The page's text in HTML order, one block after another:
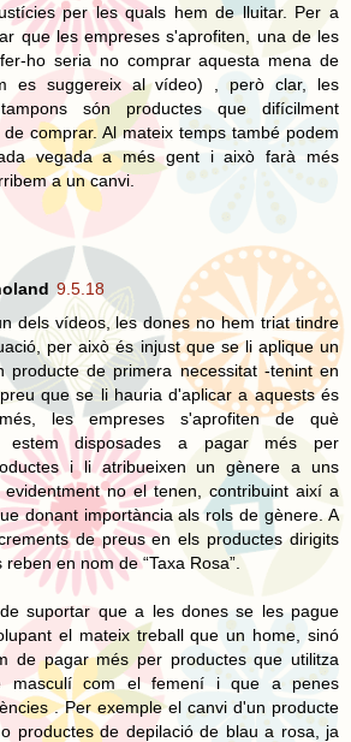
per les quals hem de lluitar. Per a
que les empreses s'aprofiten, una de les
ho seria no comprar aquesta mena de
es suggereix al vídeo) , però clar, les
són productes que difícilment
comprar. Al mateix temps també podem
vegada a més gent i això farà més
a un canvi.
9.5.18
dels vídeos, les dones no hem triat tindre
per això és injust que se li aplique un
producte de primera necessitat -tenint en
que se li hauria d'aplicar a aquests és
les empreses s'aprofiten de què
estem disposades a pagar més per
i li atribueixen un gènere a uns
evidentment no el tenen, contribuint així a
donant importància als rols de gènere. A
de preus en els productes dirigits
en nom de “Taxa Rosa”.
suportar que a les dones se les pague
el mateix treball que un home, sinó
de pagar més per productes que utilitza
masculí com el femení i que a penes
. Per exemple el canvi d'un producte
productes de depilació de blau a rosa, ja